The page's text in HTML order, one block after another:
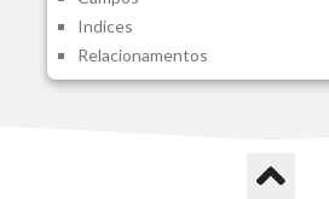
A1N - Tipos de Card
A1O - Cards Dashboard
A1P - Tipos de Charts
A1S - Notificacoes do Vendedor
Indices
Relacionamentos